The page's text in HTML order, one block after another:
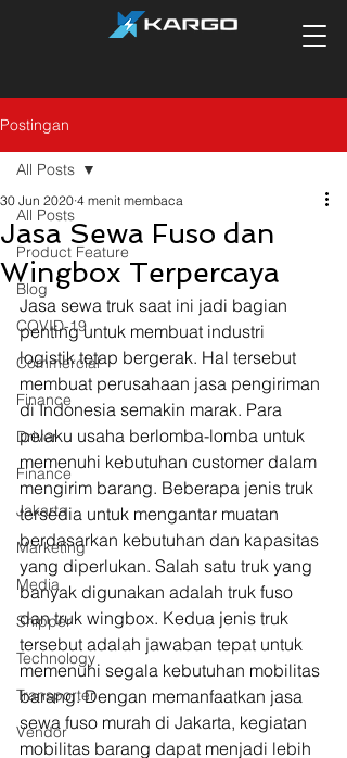
Postingan
All Posts
Product Feature
Blog
COVID-19
Commercial
Finance
Driver
Finance
Jakarta
Marketing
Media
Shipper
Technology
Transporter
Vendor
All Posts
Jasa Sewa Fuso dan
Wingbox Terpercaya
30 Jun 2020 4 menit membaca
Jasa sewa truk saat ini jadi bagian
penting untuk membuat industri
logistik tetap bergerak. Hal tersebut
membuat perusahaan jasa pengiriman
di Indonesia semakin marak. Para
pelaku usaha berlomba-lomba untuk
memenuhi kebutuhan customer dalam
mengirim barang. Beberapa jenis truk
tersedia untuk mengantar muatan
berdasarkan kebutuhan dan kapasitas
yang diperlukan. Salah satu truk yang
banyak digunakan adalah truk fuso
dan truk wingbox. Kedua jenis truk
tersebut adalah jawaban tepat untuk
memenuhi segala kebutuhan mobilitas
barang. Dengan memanfaatkan jasa
sewa fuso murah di Jakarta, kegiatan
mobilitas barang dapat menjadi lebih